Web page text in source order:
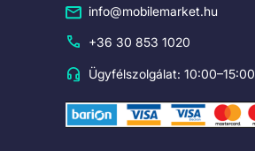
info@mobilemarket.hu
+36 30 853 1020
Ügyfélszolgálat: 10:00–15:00